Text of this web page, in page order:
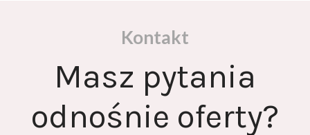
Kontakt
Masz pytania
odnośnie oferty?